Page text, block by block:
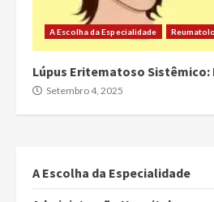
A Escolha da Especialidade
Lúpus Eritematoso
Setembro 4, 2025
A Escolha da Especialidade